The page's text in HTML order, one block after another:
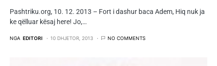
Pashtriku.org, 10. 12. 2013 – Fort i dashur baca Adem, Hiq nuk ja
ke qëlluar kësaj here! Jo,…
NGA EDITORI 10 DHJETOR, 2013 NO COMMENTS